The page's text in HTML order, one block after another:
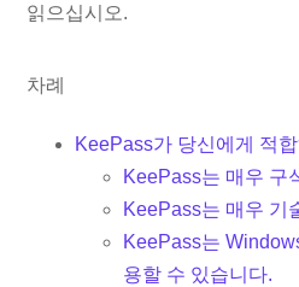
읽으십시오.
차례
KeePass가 당신에게 적
KeePass는 매우 구
KeePass는 매우 기
KeePass는
용할 수 있습니다.